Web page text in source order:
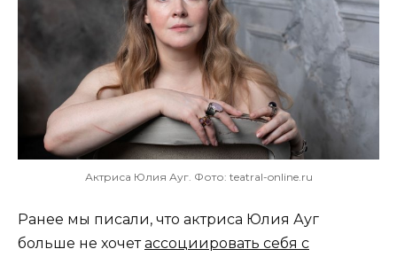
Актриса Юлия Ауг. Фото: teatral-online.ru
Ранее мы писали, что актриса Юлия Ауг
больше не хочетассоциировать себя с